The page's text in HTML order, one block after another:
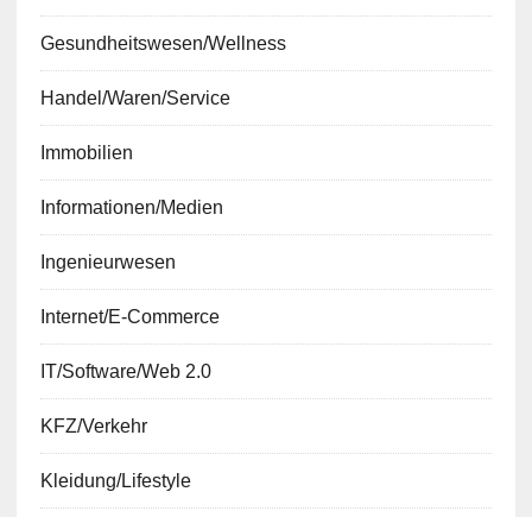
Gesundheitswesen/Wellness
Handel/Waren/Service
Immobilien
Informationen/Medien
Ingenieurwesen
Internet/E-Commerce
IT/Software/Web 2.0
KFZ/Verkehr
Kleidung/Lifestyle